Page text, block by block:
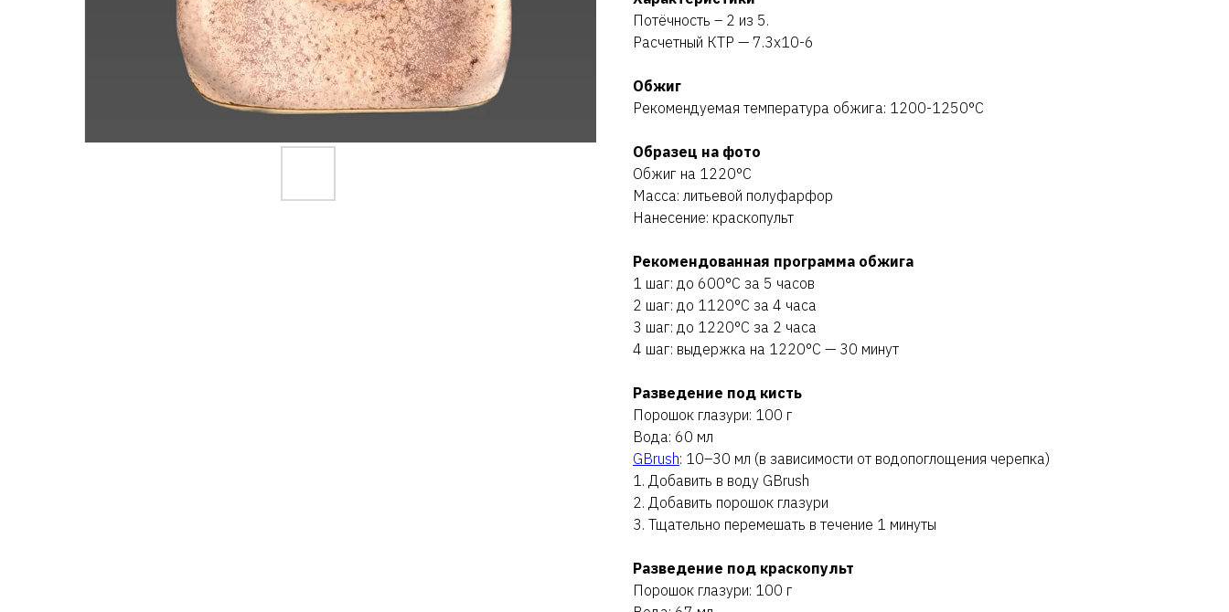
Потёчность – 2 из 5.
Расчетный КТР — 7.3х10-6
Обжиг
Рекомендуемая температура обжига: 1200-1250°C
Образец на фото
Обжиг на 1220°C
Масса: литьевой полуфарфор
Нанесение: краскопульт
Рекомендованная программа обжига
1 шаг: до 600°C за 5 часов
2 шаг: до 1120°C за 4 часа
3 шаг: до 1220°C за 2 часа
4 шаг: выдержка на 1220°C — 30 минут
Разведение под кисть
Порошок глазури: 100 г
Вода: 60 мл
GBrush: 10–30 мл (в зависимости от водопоглощения черепка)
1. Добавить в воду GBrush
2. Добавить порошок глазури
3. Тщательно перемешать в течение 1 минуты
Разведение под краскопульт
Порошок глазури: 100 г